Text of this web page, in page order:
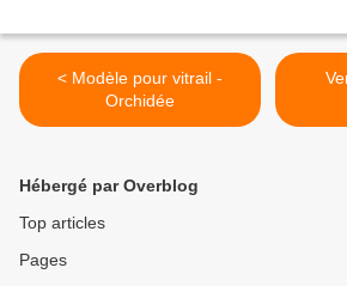
< Modèle pour vitrail -
Orchidée
Hébergé par Overblog
Top articles
Pages